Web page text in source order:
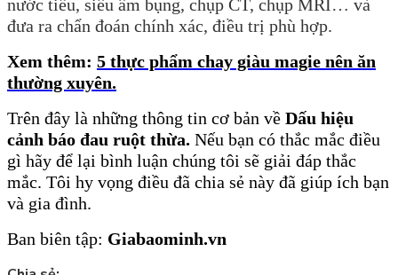
nước tiểu, siêu âm bụng, chụp CT, chụp MRI… và
đưa ra chẩn đoán chính xác, điều trị phù hợp.
Xem thêm: 5 thực phẩm chay giàu magie nên ăn
thường xuyên.
Trên đây là những thông tin cơ bản về Dấu hiệu
cảnh báo đau ruột thừa. Nếu bạn có thắc mắc điều
gì hãy để lại bình luận chúng tôi sẽ giải đáp thắc
mắc. Tôi hy vọng điều đã chia sẻ này đã giúp ích bạn
và gia đình.
Ban biên tập: Giabaominh.vn